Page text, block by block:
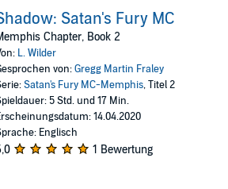
Satan's Fury MC
Chapter, Book 2
L. Wilder
von:Gregg Martin Fraley
Satan's Fury MC-Memphis, Titel 2
5 Std. und 17 Min.
14.04.2020
Englisch
1 Bewertung